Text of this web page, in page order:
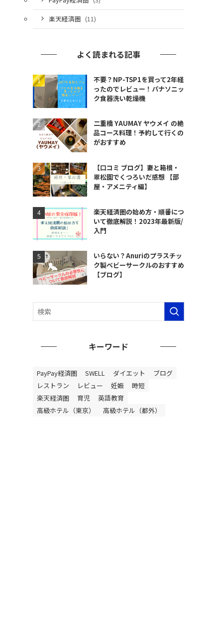
楽天経済圏 (11)
よく読まれる記事
不要？NP-TSP1を買って2年経
ったのでレビュー！パナソニッ
ク食器洗い乾燥機
二重橋 YAUMAY ヤウメイ の絶
品コース料理！予約して行くの
がおすすめ
【口コミ ブログ】妻と箱根・
翠松園でくつろいだ感想 【部
屋・アメニティ編】
楽天経済圏の始め方・順番につ
いて徹底解説！2023年最新版/
入門
いらない？Anuriのプラスチッ
ク製ベビーサークルのおすすめ
【ブログ】
キーワード
PayPay経済圏 SWELL ダイエット
ブログ
レストラン
レビュー 妊娠
時短
楽天経済圏
育児
英語教育
高級ホテル（東京）
高級ホテル（都外）